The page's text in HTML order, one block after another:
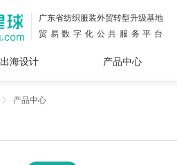
广东省纺织服装外贸转型升级基地
贸易数字化公共服务平台
出海设计
面料
插画
服装
产品中心
产品中心